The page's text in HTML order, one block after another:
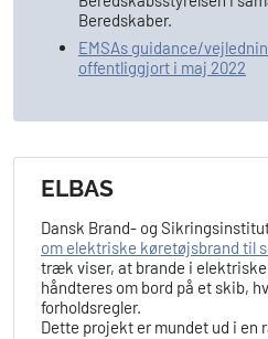
Beredskaber.
EMSAs guidance/
offentliggjort i maj 2022
ELBAS
Dansk Brand- og
om elektriske køretøjsbrand til
træk viser, at brande i
håndteres om bord på et skib,
forholdsregler.
Dette projekt er mundet ud i en